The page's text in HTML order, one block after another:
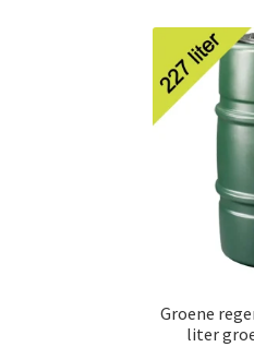
Groene
liter